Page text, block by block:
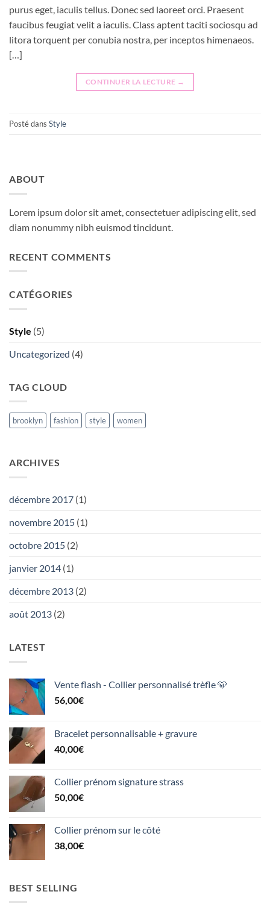
purus eget, iaculis tellus. Donec sed laoreet orci. Praesent
faucibus feugiat velit a iaculis. Class aptent taciti sociosqu ad
litora torquent per conubia nostra, per inceptos himenaeos.
[…]
CONTINUER LA LECTURE →
Posté dans Style
ABOUT
Lorem ipsum dolor sit amet, consectetuer adipiscing elit, sed
diam nonummy nibh euismod tincidunt.
RECENT COMMENTS
CATÉGORIES
Style (5)
Uncategorized (4)
TAG CLOUD
brooklyn fashion style women
ARCHIVES
décembre 2017 (1)
novembre 2015 (1)
octobre 2015 (2)
janvier 2014 (1)
décembre 2013 (2)
août 2013 (2)
LATEST
Vente flash - Collier personnalisé trèfle 🩵
56,00€
Bracelet personnalisable + gravure
40,00€
Collier prénom signature strass
50,00€
Collier prénom sur le côté
38,00€
BEST SELLING